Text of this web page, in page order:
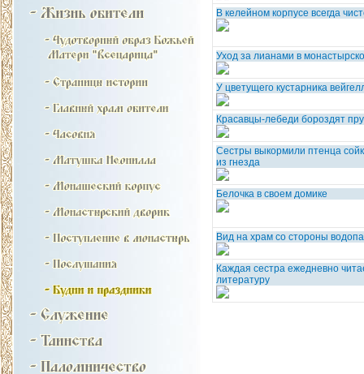
В келейном корпусе всегда
Уход за лианами в
У цветущего кустарника
Красавцы-лебеди бороздят
Сестры выкормили птенца
из гнезда
Белочка в своем домике
Вид на храм со стороны
Каждая сестра ежедневно
литературу